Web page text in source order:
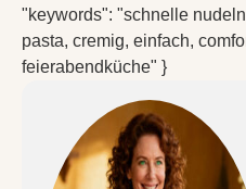
"keywords": "schnelle
pasta, cremig, einfach,
feierabendküche" }